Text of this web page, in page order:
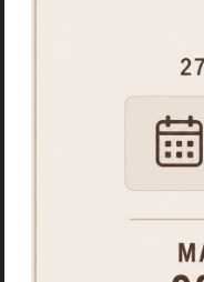
Wij helpen u graag
Bel ons op